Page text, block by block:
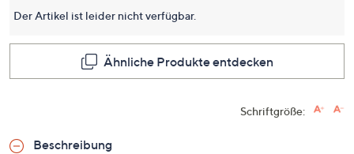
Der Artikel ist leider nicht verfügbar.
Ähnliche Produkte entdecken
Schriftgröße:
Beschreibung